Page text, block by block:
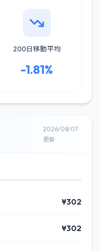
200日移動平均
-1.81%
2026/08/07
更新
¥302
¥302